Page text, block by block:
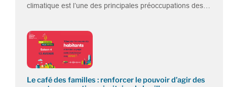
climatique est l’une des principales préoccupations des…
Le café des familles : renforcer le pouvoir d’agir des